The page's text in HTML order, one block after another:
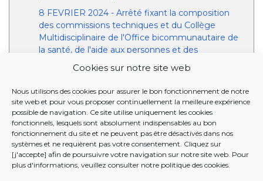
Cookies sur notre site web
Nous utilisons des cookies pour assurer le bon fonctionnement de notre
site web et pour vous proposer continuellement la meilleure expérience
possible de navigation. Ce site utilise uniquement les cookies
fonctionnels, lesquels sont absolument indispensables au bon
fonctionnement du site et ne peuvent pas être désactivés dans nos
systèmes et ne requièrent pas votre consentement. Cliquez sur
[j'accepte] afin de poursuivre votre navigation sur notre site web. Pour
plus d'informations, veuillez consulter notre politique des cookies.
8 FEVRIER 2024 - Arrêté fixant la composition
des commissions techniques et du Collège
Multidisciplinaire de l'Office bicommunautaire de
la santé, de l'aide aux personnes et des
prestations familiales
Commission paritaire "Revalidation et Santé mentale"
Commission paritaire "Personnes handicapées"
Commission consultative "Personnes handicapées"
COMPOSITION